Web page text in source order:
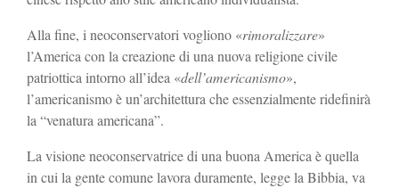
Alla fine, i neoconservatori vogliono «rimoralizzare»
l’America con la creazione di una nuova religione civile
patriottica intorno all’idea «dell’americanismo»,
l’americanismo è un’architettura che essenzialmente ridefinirà
la “venatura americana”.
La visione neoconservatrice di una buona America è quella
in cui la gente comune lavora duramente, legge la Bibbia, va